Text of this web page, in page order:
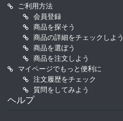
ご利用方法
会員登録
商品を探そう
商品の詳細をチェックしよう
商品を選ぼう
商品を注文しよう
マイページでもっと便利に
注文履歴をチェック
質問をしてみよう
ヘルプ